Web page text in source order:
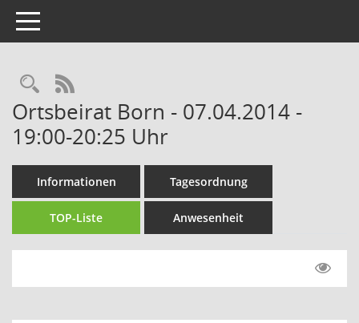
Toggle navigation
Rechercheauswahl
RSS-Feed
Ortsbeirat Born - 07.04.2014 -
19:00-20:25 Uhr
Informationen Tagesordnung
TOP-Liste Anwesenheit